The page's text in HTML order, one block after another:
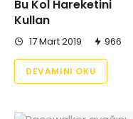
Bu Kol Hareketini
Kullan
17 Mart 2019 966
DEVAMINI OKU